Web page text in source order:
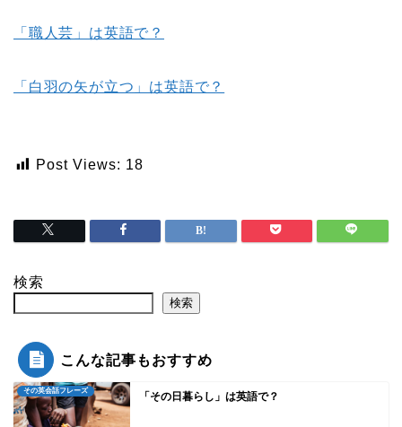
「職人芸」は英語で？
「白羽の矢が立つ」は英語で？
Post Views: 18
検索
検索
こんな記事もおすすめ
その英会話フレーズ 「その日暮らし」は英語で？